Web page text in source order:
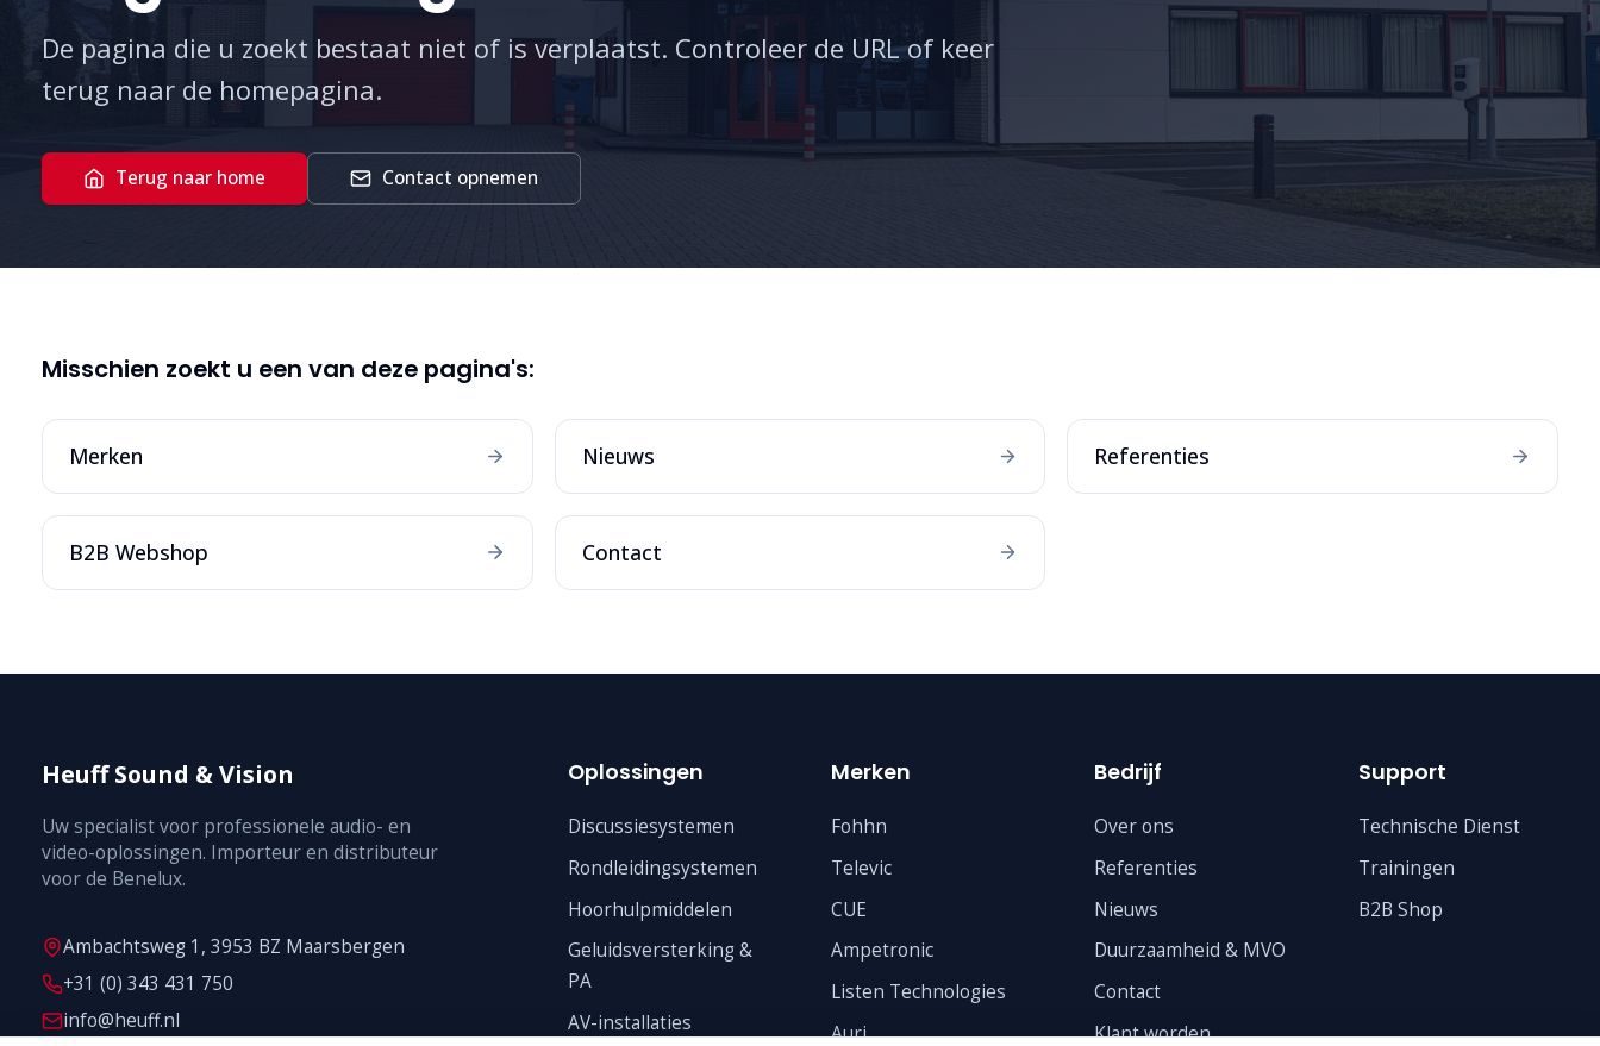
De pagina die u zoekt bestaat niet of is verplaatst. Controleer de URL of keer
terug naar de homepagina.
Terug naar home Contact opnemen
Misschien zoekt u een van deze pagina's:
Merken Nieuws Referenties
B2B Webshop Contact
Heuff Sound & Vision
Uw specialist voor professionele audio- en
video-oplossingen. Importeur en distributeur
voor de Benelux.
Ambachtsweg 1, 3953 BZ Maarsbergen
+31 (0) 343 431 750
info@heuff.nl
Oplossingen
Discussiesystemen
Rondleidingsystemen
Hoorhulpmiddelen
Geluidsversterking &
PA
AV-installaties
Merken
Fohhn
Televic
CUE
Ampetronic
Listen Technologies
Auri
Bedrijf
Over ons
Referenties
Nieuws
Duurzaamheid & MVO
Contact
Klant worden
Support
Technische Dienst
Trainingen
B2B Shop